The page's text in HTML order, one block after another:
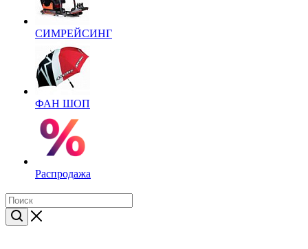
СИМРЕЙСИНГ
ФАН ШОП
Распродажа